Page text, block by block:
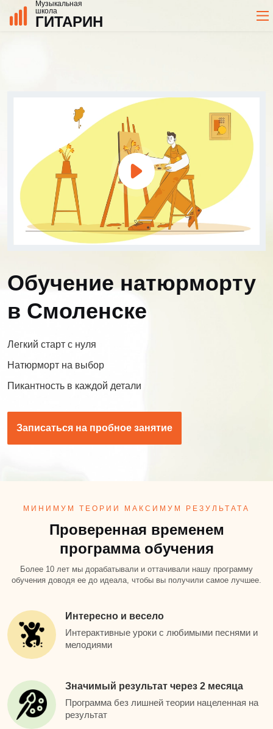
Музыкальная
школа
ГИТАРИН
Обучение натюрморту
в Смоленске
Легкий старт с нуля
Натюрморт на выбор
Пикантность в каждой детали
Записаться на пробное занятие
МИНИМУМ ТЕОРИИ МАКСИМУМ РЕЗУЛЬТАТА
Проверенная временем
программа обучения
Более 10 лет мы дорабатывали и оттачивали нашу программу
обучения доводя ее до идеала, чтобы вы получили самое лучшее.
Интересно и весело
Интерактивные уроки с любимыми песнями и
мелодиями
Значимый результат через 2 месяца
Программа без лишней теории нацеленная на
результат